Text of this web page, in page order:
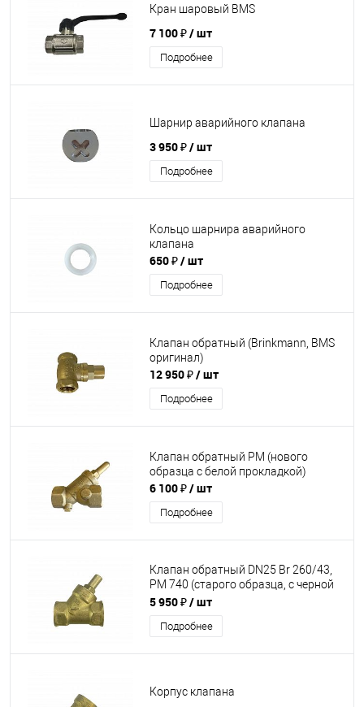
Кран шаровый BMS
7 100 ₽/ шт
Подробнее
Шарнир аварийного клапана
3 950 ₽/ шт
Подробнее
Кольцо шарнира аварийного
клапана
650 ₽/ шт
Подробнее
Клапан обратный (Brinkmann, BMS
оригинал)
12 950 ₽/ шт
Подробнее
Клапан обратный PM (нового
образца с белой прокладкой)
6 100 ₽/ шт
Подробнее
Клапан обратный DN25 Br 260/43,
PM 740 (старого образца, с черной
прокладкой)
5 950 ₽/ шт
Подробнее
Корпус клапана